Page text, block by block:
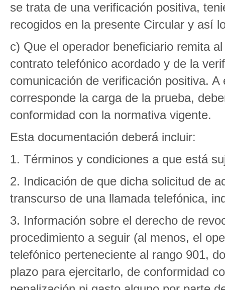
se trata de una verificación positiva,
recogidos en la presente Circular y así
c) Que el operador beneficiario remita
contrato telefónico acordado y de la
comunicación de verificación positiva.
corresponde la carga de la prueba,
conformidad con la normativa vigente.
Esta documentación deberá incluir:
1. Términos y condiciones a que está
2. Indicación de que dicha solicitud de
transcurso de una llamada telefónica,
3. Información sobre el derecho de
procedimiento a seguir (al menos, el
telefónico perteneciente al rango 901,
plazo para ejercitarlo, de conformidad